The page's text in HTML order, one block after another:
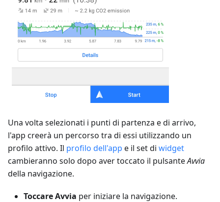
Una volta selezionati i punti di partenza e di arrivo,
l'app creerà un percorso tra di essi utilizzando un
profilo attivo. Il profilo dell'app e il set di widget
cambieranno solo dopo aver toccato il pulsanteAvvia
della navigazione.
Toccare Avvia per iniziare la navigazione.